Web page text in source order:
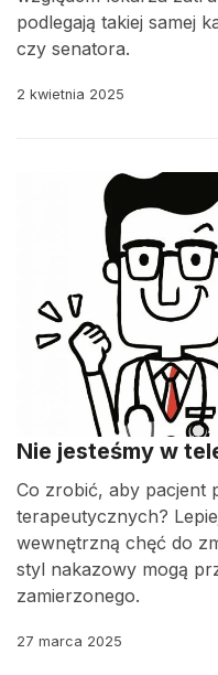
podlegają takiej samej
czy senatora.
2 kwietnia 2025
Nie jesteśmy w
Co zrobić, aby pacjent
terapeutycznych?
wewnętrzną chęć do
styl nakazowy mogą
zamierzonego.
27 marca 2025